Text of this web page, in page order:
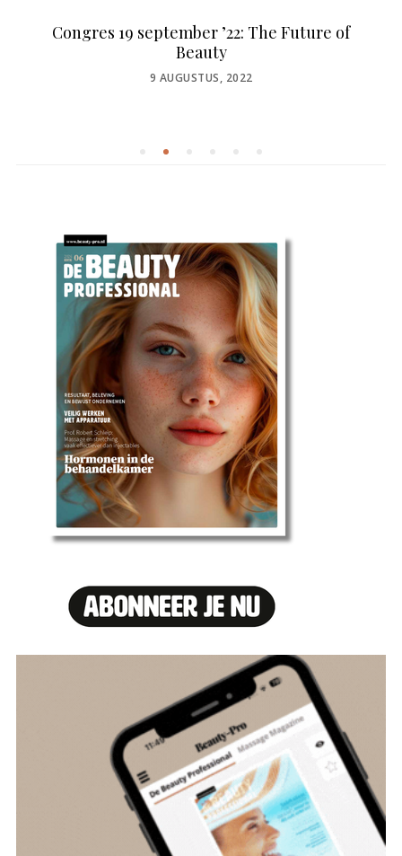
Congres 19 september ’22: The Future of
Beauty
POSTED
9 AUGUSTUS, 2022